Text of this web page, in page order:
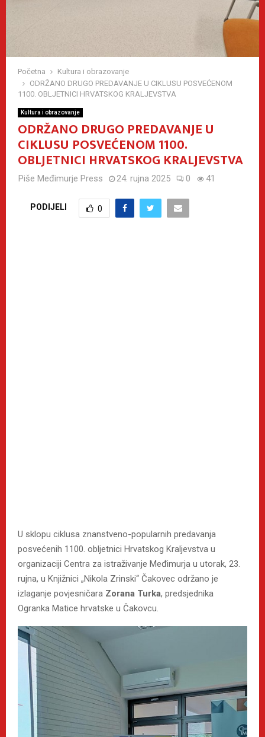
Početna
Kultura i obrazovanje
ODRŽANO DRUGO PREDAVANJE U CIKLUSU POSVEĆENOM
1100. OBLJETNICI HRVATSKOG KRALJEVSTVA
Kultura i obrazovanje
ODRŽANO DRUGO PREDAVANJE U
CIKLUSU POSVEĆENOM 1100.
OBLJETNICI HRVATSKOG KRALJEVSTVA
Piše Međimurje Press 24. rujna 2025 0 41
PODIJELI 0
U sklopu ciklusa znanstveno-popularnih predavanja
posvećenih 1100. obljetnici Hrvatskog Kraljevstva u
organizaciji Centra za istraživanje Međimurja u utorak, 23.
rujna, u Knjižnici „Nikola Zrinski“ Čakovec održano je
izlaganje povjesničara Zorana Turka, predsjednika
Ogranka Matice hrvatske u Čakovcu.